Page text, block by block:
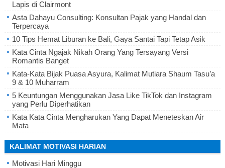
Lapis di Clairmont
Asta Dahayu Consulting: Konsultan Pajak yang Handal dan
Terpercaya
10 Tips Hemat Liburan ke Bali, Gaya Santai Tapi Tetap Asik
Kata Cinta Ngajak Nikah Orang Yang Tersayang Versi
Romantis Banget
Kata-Kata Bijak Puasa Asyura, Kalimat Mutiara Shaum Tasu’a
9 & 10 Muharram
5 Keuntungan Menggunakan Jasa Like TikTok dan Instagram
yang Perlu Diperhatikan
Kata Kata Cinta Mengharukan Yang Dapat Meneteskan Air
Mata
KALIMAT MOTIVASI HARIAN
Motivasi Hari Minggu